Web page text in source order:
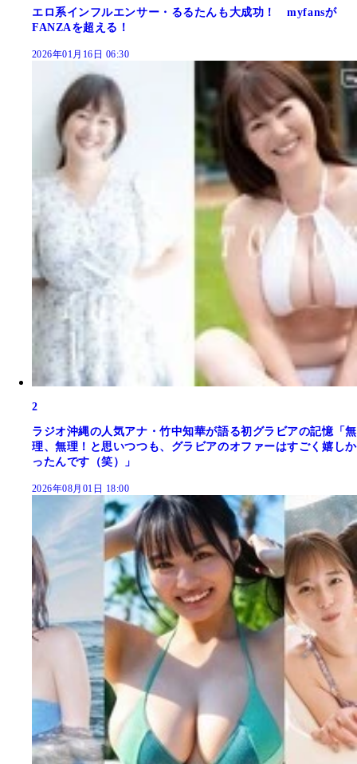
エロ系インフルエンサー・るるたんも大成功！ myfansが
FANZAを超える！
2026年01月16日 06:30
2
ラジオ沖縄の人気アナ・竹中知華が語る初グラビアの記憶「無
理、無理！と思いつつも、グラビアのオファーはすごく嬉しか
ったんです（笑）」
2026年08月01日 18:00